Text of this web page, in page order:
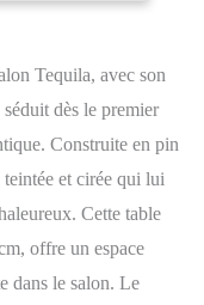
et cirée
teintée et
situées de
côté de la
la transporter,
que les ferrures
sont en
le socle de ce
en bois massif
Tequila, avec son
dès le premier
Construite en pin
et cirée qui lui
Cette table
offre un espace
dans le salon. Le